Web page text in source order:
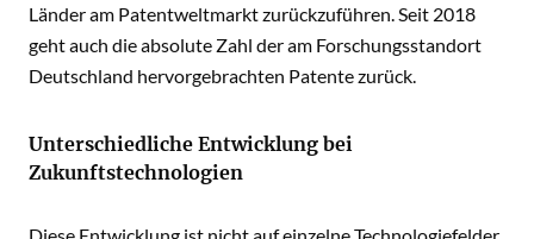
Länder am Patentweltmarkt zurückzuführen. Seit 2018
geht auch die absolute Zahl der am Forschungsstandort
Deutschland hervorgebrachten Patente zurück.
Unterschiedliche Entwicklung bei
Zukunftstechnologien